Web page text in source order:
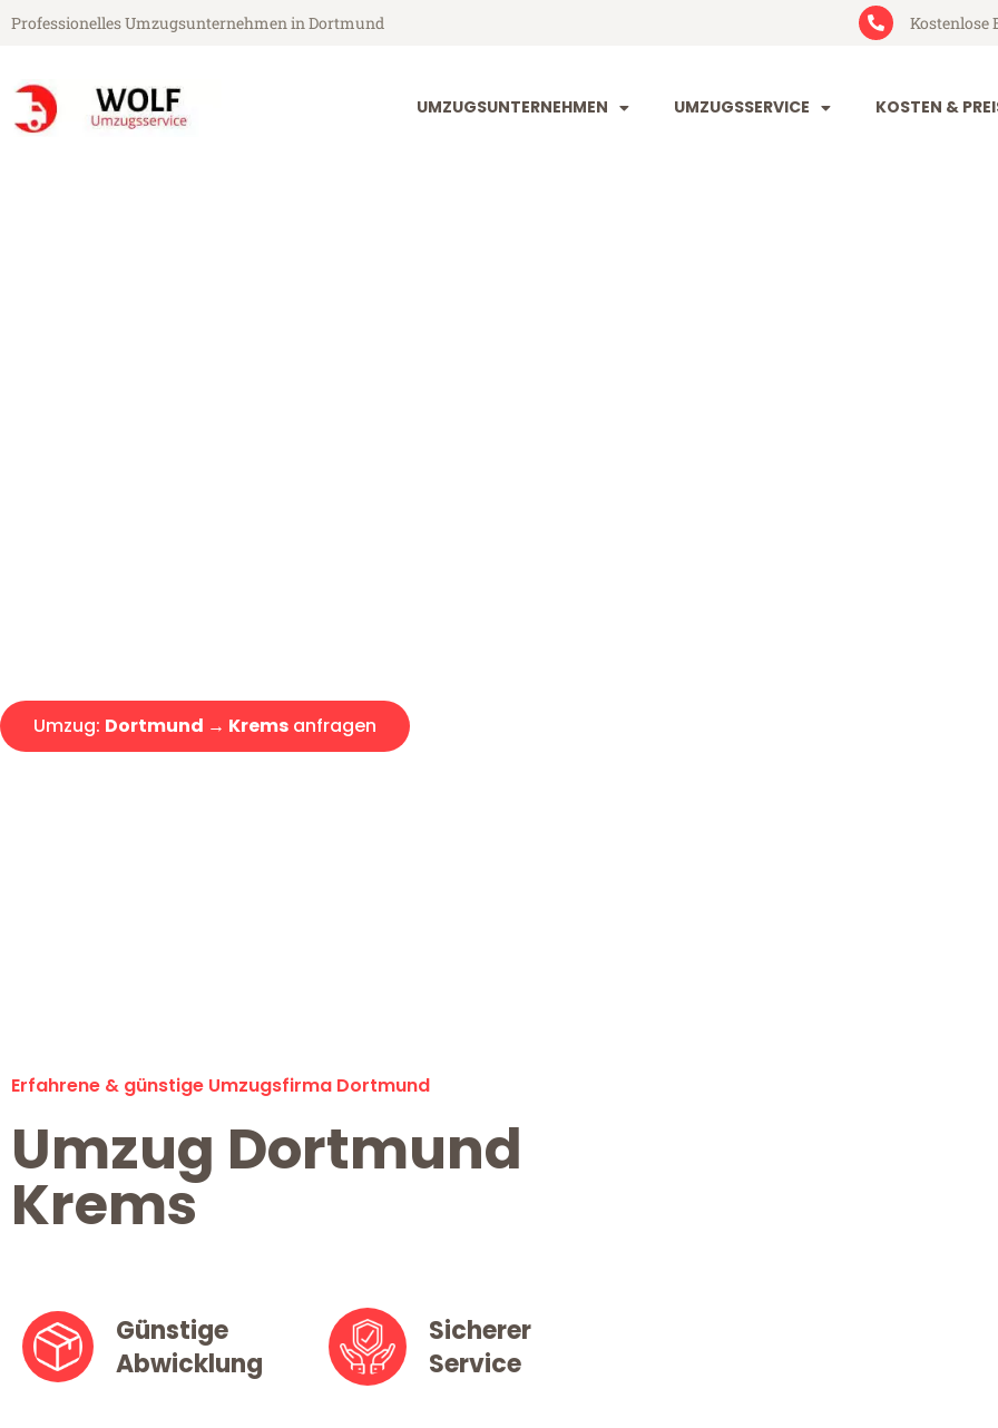
Professionelles Umzugsunternehmen in Dortmund Kostenlose
UMZUGSUNTERNEHMEN UMZUGSSERVICE KOSTEN &
Umzug: Dortmund → Krems anfragen
Erfahrene & günstige Umzugsfirma Dortmund
Umzug Dortmund
Krems
Günstige
Abwicklung
Sicherer
Service